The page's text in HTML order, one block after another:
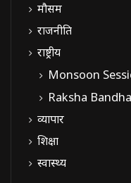
मौसम
राजनीति
राष्ट्रीय
Monsoon
Raksha
व्यापार
शिक्षा
स्वास्थ्य